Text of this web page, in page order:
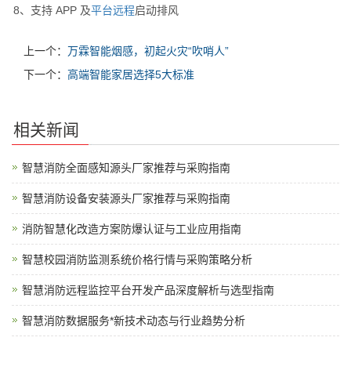
8、支持 APP 及平台远程启动排风
上一个： 万霖智能烟感，初起火灾“吹哨人”
下一个： 高端智能家居选择5大标准
相关新闻
智慧消防全面感知源头厂家推荐与采购指南
智慧消防设备安装源头厂家推荐与采购指南
消防智慧化改造方案防爆认证与工业应用指南
智慧校园消防监测系统价格行情与采购策略分析
智慧消防远程监控平台开发产品深度解析与选型指南
智慧消防数据服务*新技术动态与行业趋势分析